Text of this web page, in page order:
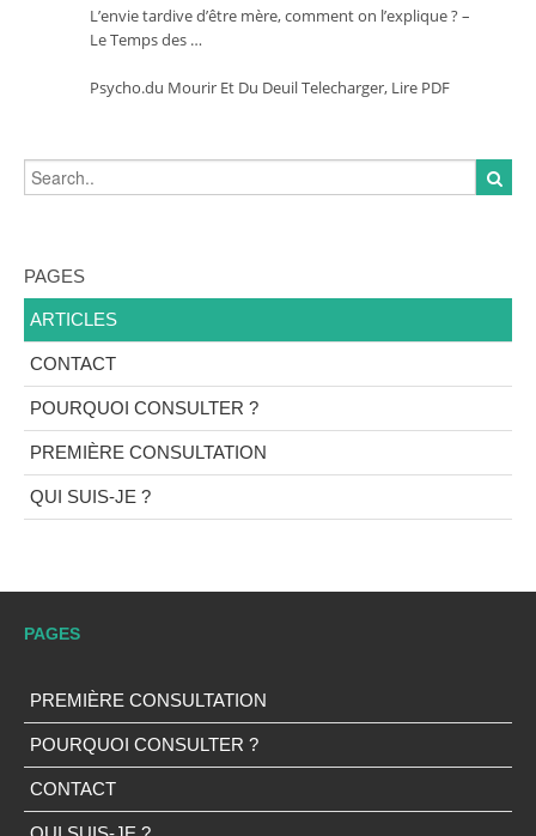
L’envie tardive d’être mère, comment on l’explique ? –
Le Temps des …
Psycho.du Mourir Et Du Deuil Telecharger, Lire PDF
PAGES
ARTICLES
CONTACT
POURQUOI CONSULTER ?
PREMIÈRE CONSULTATION
QUI SUIS-JE ?
PAGES
PREMIÈRE CONSULTATION
POURQUOI CONSULTER ?
CONTACT